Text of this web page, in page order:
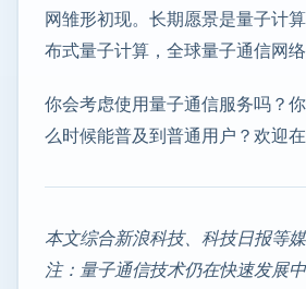
网雏形初现。长期愿景是量子计
布式量子计算，全球量子通信网络
你会考虑使用量子通信服务吗？
么时候能普及到普通用户？欢迎在
本文综合新浪科技、科技日报等
注：量子通信技术仍在快速发展